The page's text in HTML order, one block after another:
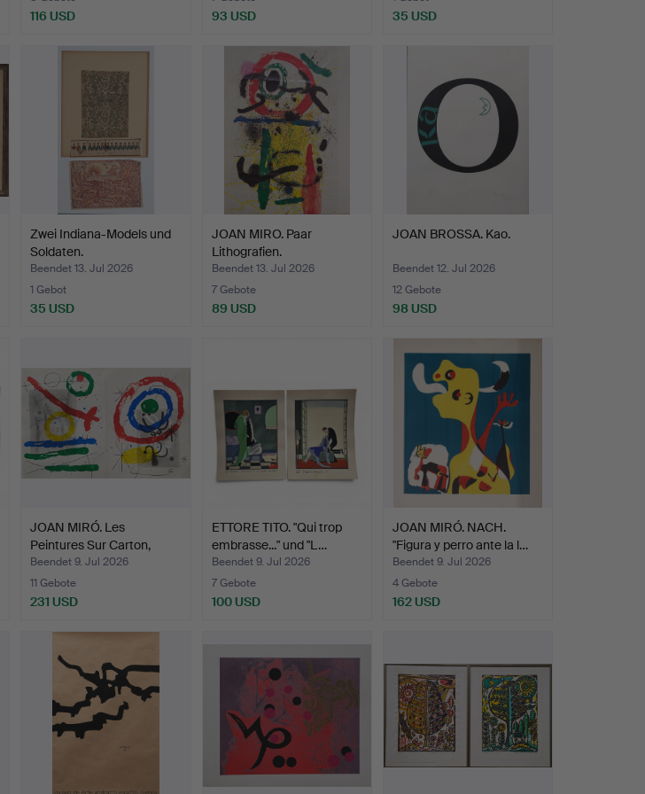
116 USD 93 USD 35 USD
Zwei Indiana-Models und
Soldaten.
Beendet 13. Jul 2026
1 Gebot
35 USD
JOAN MIRO. Paar
Lithografien.
Beendet 13. Jul 2026
7 Gebote
89 USD
JOAN BROSSA. Kao.
Beendet 12. Jul 2026
12 Gebote
98 USD
JOAN MIRÓ. Les
Peintures Sur Carton,
1965.
Beendet 9. Jul 2026
11 Gebote
231 USD
ETTORE TITO. "Qui trop
embrasse..." und "L…
Beendet 9. Jul 2026
7 Gebote
100 USD
JOAN MIRÓ. NACH.
"Figura y perro ante la l…
Beendet 9. Jul 2026
4 Gebote
162 USD